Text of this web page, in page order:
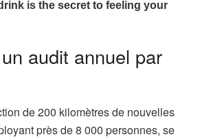
audit annuel par
de 200 kilomètres de nouvelles
près de 8 000 personnes, se